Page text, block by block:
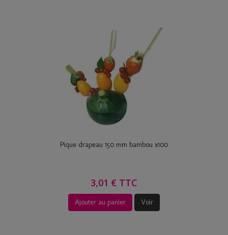
Pique drapeau 150 mm bambou x100
3,01 € TTC
Ajouter au panier Voir